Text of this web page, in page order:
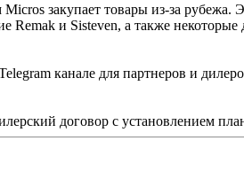
закупает товары из-за
Remak и Sisteven, а также некоторые
канале для партнеров и
договор с установлением